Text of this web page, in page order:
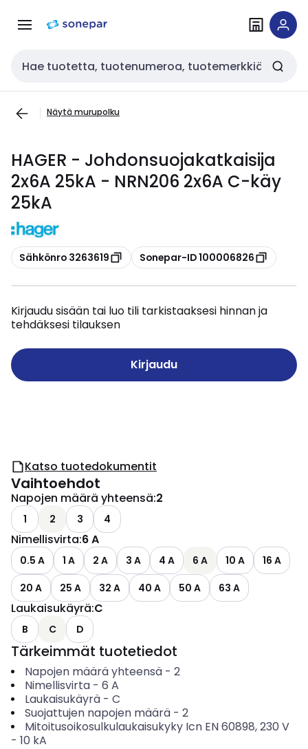
navigointiinsisältöön
Haku
Näytä murupolku
HAGER - Johdonsuojakatkaisija
2x6A 25kA - NRN206 2x6A C-käy
25kA
Kopioi
Sähkönro 3263619 Kopioi
Sonepar-ID 100006826
Kirjaudu sisään tai luo tili tarkistaaksesi hinnan ja
tehdäksesi tilauksen
Kirjaudu
Katso tuotedokumentit
Vaihtoehdot
Napojen määrä yhteensä:2
1 2 3 4
Nimellisvirta:6 A
0.5 A 1 A 2 A 3 A 4 A 6 A 10 A
16 A
20 A
25 A 32 A 40 A 50 A 63 A
Laukaisukäyrä:C
B C D
Tärkeimmät tuotetiedot
Napojen määrä yhteensä- 2
Nimellisvirta- 6 A
Laukaisukäyrä- C
Suojattujen napojen määrä- 2
Mitoitusoikosulkulaukaisukyky Icn EN 60898, 230 V
- 10 kA